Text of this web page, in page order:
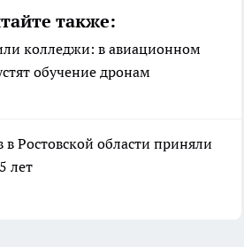
также:
колледжи: в авиационном
обучение дронам
Ростовской области приняли
лет